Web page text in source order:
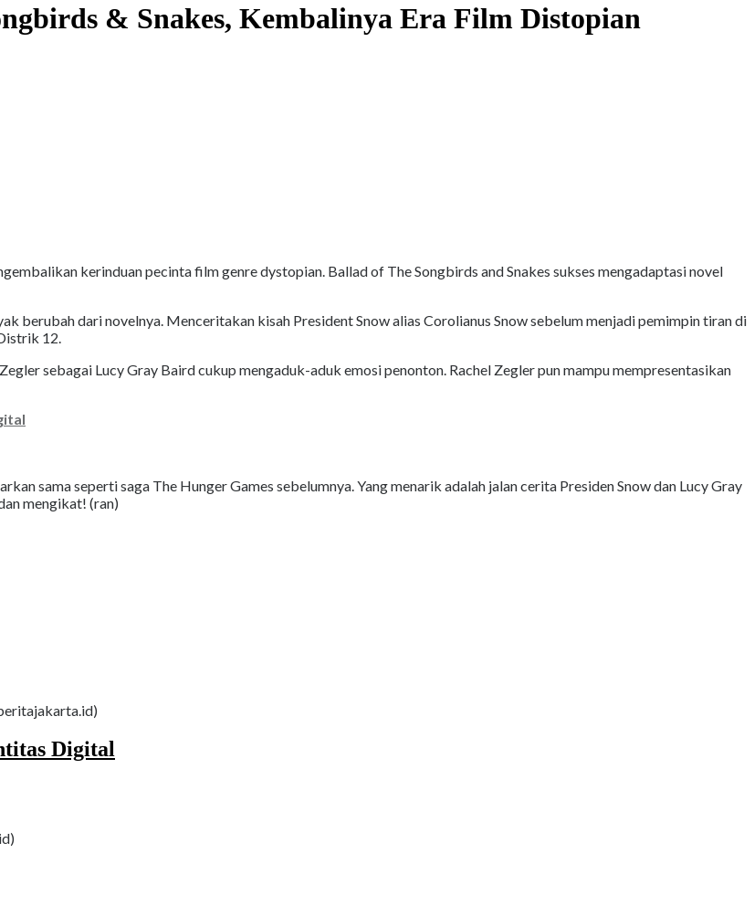
& Snakes, Kembalinya Era Film Distopian
kerinduan pecinta film genre dystopian. Ballad of The Songbirds and Snakes sukses mengadaptasi novel
berubah dari novelnya. Menceritakan kisah President Snow alias Corolianus Snow sebelum menjadi pemimpin tiran di
12.
sebagai Lucy Gray Baird cukup mengaduk-aduk emosi penonton. Rachel Zegler pun mampu mempresentasikan
sama seperti saga The Hunger Games sebelumnya. Yang menarik adalah jalan cerita Presiden Snow dan Lucy Gray
mengikat! (ran)
Digital